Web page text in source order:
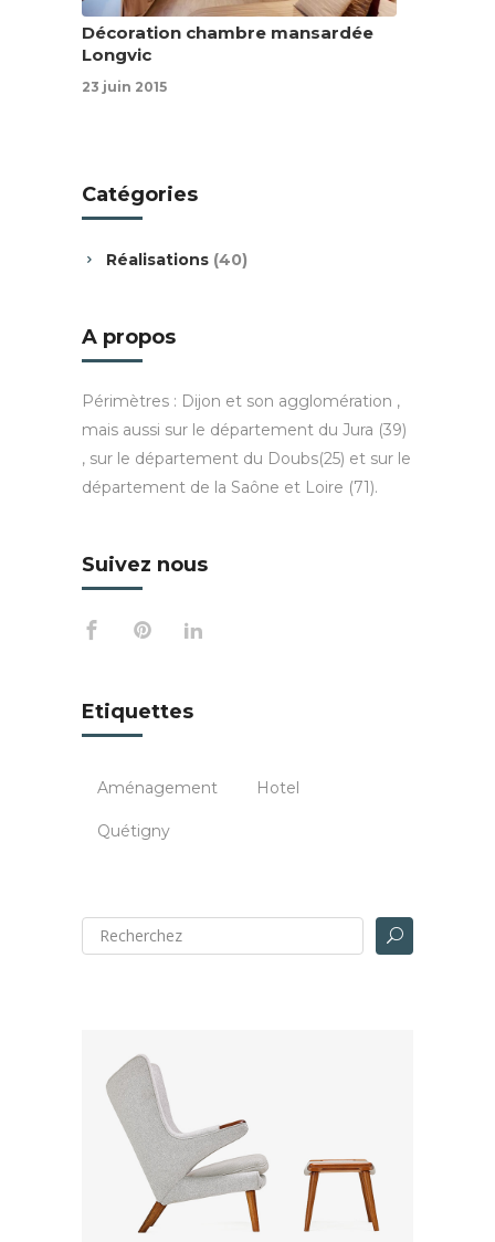
Décoration chambre mansardée
Longvic
23 juin 2015
Catégories
Réalisations (40)
A propos
Périmètres : Dijon et son agglomération ,
mais aussi sur le département du Jura (39)
, sur le département du Doubs(25) et sur le
département de la Saône et Loire (71).
Suivez nous
Etiquettes
Aménagement Hotel
Quétigny